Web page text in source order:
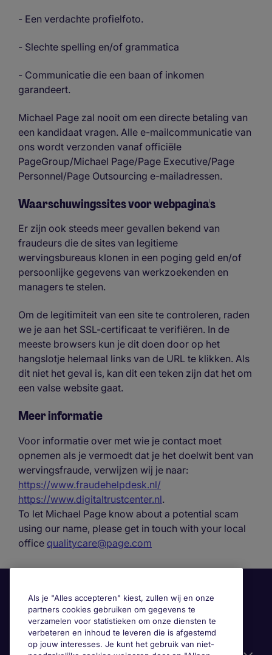
- Een verdachte profielfoto.
- Slechte spelling en/of grammatica
- Communicatie die een baan of inkomen
garandeert.
Michael Page zal nooit om een directe betaling van
een kandidaat vragen. Alle e-mailcommunicatie van
ons wordt verzonden vanaf officiële
PageGroup/Michael Page/Page Executive/Page
Personnel/Page Outsourcing e-mailadressen.
Waarschuwingssites voor webpagina's
Er zijn ook steeds meer gevallen bekend van
fraudeurs die de sites van legitieme
wervingsbureaus klonen in een poging geld en/of
persoonlijke gegevens van werkzoekenden en
managers te stelen.
Om de legitimiteit van een site te controleren, raden
we je aan het SSL-certificaat te verifiëren. In de
meeste browsers kun je dit doen door op het
hangslotje helemaal links van de URL te klikken. Als
dit niet het geval is, kan dit een teken zijn dat het om
een valse website gaat.
Meer informatie
Voor informatie over met wie je contact moet
opnemen als je vermoedt dat je het doelwit bent van
wervingsfraude, verwijzen wij je naar:
https://www.fraudehelpdesk.nl/
https://www.digitaltrustcenter.nl.
To let Michael Page know about a potential scam
using our name, please get in touch with your local
office qualitycare@page.com
Als je "Alles accepteren" kiest, zullen wij en onze
partners cookies gebruiken om gegevens te
verzamelen voor statistieken om onze diensten te
verbeteren en inhoud te leveren die is afgestemd
op jouw interesses. Je kunt het gebruik van niet-